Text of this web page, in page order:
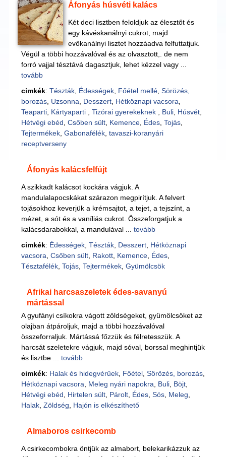
Áfonyás húsvéti kalács
Két deci lisztben feloldjuk az élesztőt és
egy kávéskanálnyi cukrot, majd
evőkanálnyi lisztet hozzáadva felfuttatjuk.
Végül a többi hozzávalóval és az olvasztott,. de nem
forró vajjal tésztává dagasztjuk, lehet kézzel vagy ...
tovább
cimkék: Tészták, Édességek, Főétel mellé, Sörözés,
borozás, Uzsonna Desszert, Hétköznapi vacsora
Teaparti, Kártyaparti Tizórai gyerekeknek Buli, Húsvét,
Hétvégi ebéd Csőben sült, Kemence, Édes, Tojás,
Tejtermékek, Gabonafélék, tavaszi-koranyári
receptverseny
Áfonyás kalácsfelfújt
A szikkadt kalácsot kockára vágjuk. A
mandulalapocskákat szárazon megpirítjuk. A felvert
tojásokhoz keverjük a krémsajtot, a tejet, a tejszínt, a
mézet, a sót és a vaníliás cukrot. Összeforgatjuk a
kalácsdarabokkal, a mandulával ... tovább
cimkék: Édességek, Tészták, Desszert, Hétköznapi
vacsora Csőben sült, Rakott, Kemence, Édes,
Tésztafélék, Tojás, Tejtermékek, Gyümölcsök
Afrikai harcsaszeletek édes-savanyú
mártással
A gyufányi csíkokra vágott zöldségeket, gyümölcsöket az
olajban átpároljuk, majd a többi hozzávalóval
összeforraljuk. Mártássá főzzük és félretesszük. A
harcsát szeletekre vágjuk, majd sóval, borssal meghintjük
és lisztbe ... tovább
cimkék: Halak és hidegvérűek, Főétel, Sörözés, borozás,
Hétköznapi vacsora
Meleg nyári napokra Buli, Böjt,
Hétvégi ebéd
Hirtelen sült, Párolt, Édes, Sós, Meleg
Halak, Zöldség Hajón is elkészíthető
Almaboros csirkecomb
A csirkecombokra öntjük az almabort, belekarikázzuk az